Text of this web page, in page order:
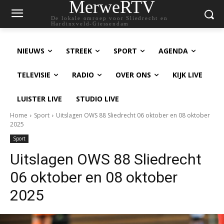
MerweRTV
De lokale omroep voor Sliedrecht en
Hardinxveld-Giessendam
NIEUWS STREEK SPORT AGENDA
TELEVISIE RADIO OVER ONS KIJK LIVE
LUISTER LIVE STUDIO LIVE
Home Sport
Uitslagen OWS 88 Sliedrecht 06 oktober en 08 oktober
2025
Sport
Uitslagen OWS 88 Sliedrecht
06 oktober en 08 oktober
2025